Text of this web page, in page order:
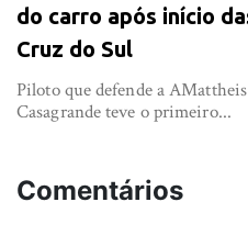
do carro após início
Cruz do Sul
Piloto que defende a
Casagrande teve o primeiro...
Comentários